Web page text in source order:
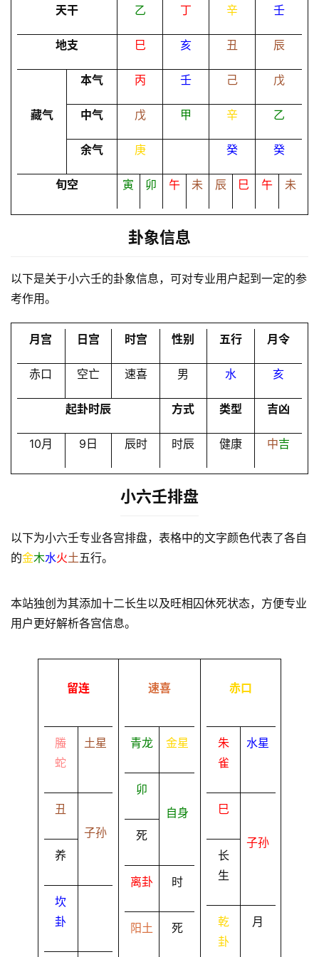
命
A
会
登录 注册
天干 乙 丁 辛 壬
地支 巳 亥 丑 辰
本气 丙 壬 己 戊
藏气 中气 戊 甲 辛 乙
余气 庚 癸 癸
旬空 寅 卯 午 未 辰 巳 午 未
卦象信息
以下是关于小六壬的卦象信息，可对专业用户起到一定的参
考作用。
月宫 日宫 时宫 性别 五行 月令
赤口 空亡 速喜 男 水 亥
起卦时辰 方式 类型 吉凶
10月 9日 辰时 时辰 健康 中吉
小六壬排盘
以下为小六壬专业各宫排盘，表格中的文字颜色代表了各自
的金木水火土五行。
本站独创为其添加十二长生以及旺相囚休死状态，方便专业
用户更好解析各宫信息。
留连
螣
蛇
土星
丑
养
子孙
坎
卦
速喜
青龙 金星
卯
死
自身
离卦 时
阳土 死
赤口
朱
雀
水星
巳
长
生
子孙
乾
卦
月